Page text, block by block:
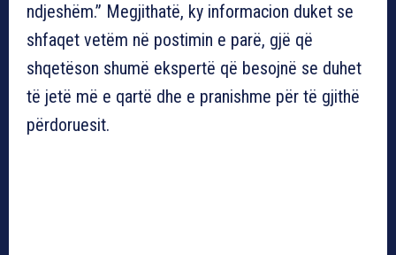
ndjeshëm.” Megjithatë, ky informacion duket se
shfaqet vetëm në postimin e parë, gjë që
shqetëson shumë ekspertë që besojnë se duhet
të jetë më e qartë dhe e pranishme për të gjithë
përdoruesit.